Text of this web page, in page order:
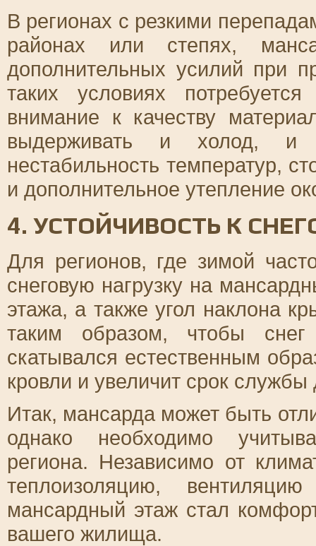
В регионах с резкими
районах или степях,
дополнительных усилий при
таких условиях
внимание к качеству
выдерживать и холод, и
нестабильность температур,
и дополнительное утепление
4. УСТОЙЧИВОСТЬ К
Для регионов, где зимой
снеговую нагрузку на
этажа, а также угол наклона
таким образом, чтобы
скатывался естественным
кровли и увеличит срок
Итак, мансарда может быть
однако необходимо
региона. Независимо от
теплоизоляцию,
мансардный этаж стал
вашего жилища.